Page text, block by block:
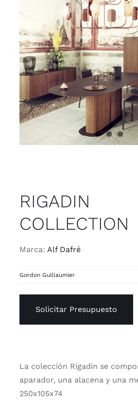
Juvenil
Accesorios
Marcas
Tiendas
Proyectos
RIGADIN
COLLECTION
Marca: Alf Dafré
Gordon Guillaumier
Solicitar Presupuesto
La colección Rigadin se
aparador, una alacena y una
250x105x74